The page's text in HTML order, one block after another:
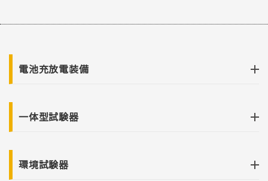
電池充放電装備
一体型試験器
環境試験器